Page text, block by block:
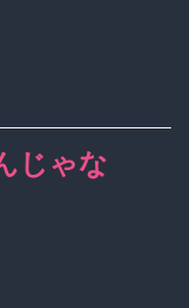
じゃな